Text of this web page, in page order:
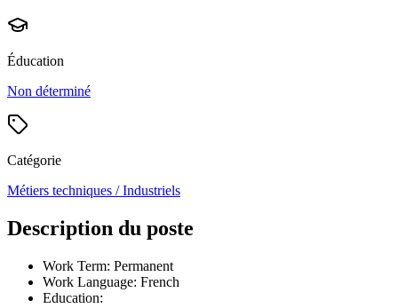
Éducation
Non déterminé
Catégorie
Métiers techniques / Industriels
Description du poste
Work Term: Permanent
Work Language: French
Education: